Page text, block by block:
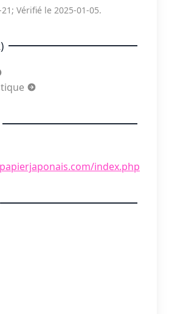
Vérifié le 2025-01-05.
index.php